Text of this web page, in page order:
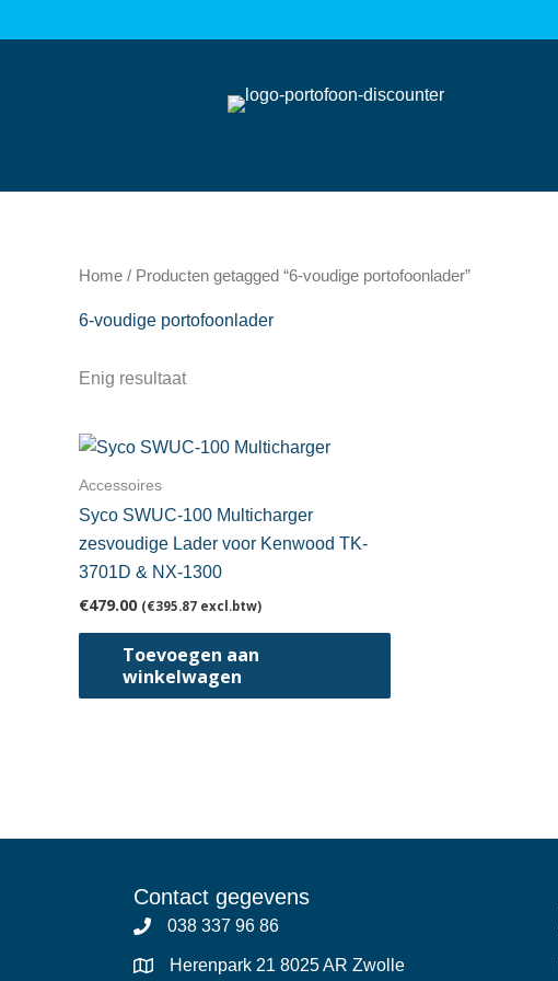
naar
Home / Producten getagged “6-voudige portofoonlader”
6-voudige portofoonlader
Enig resultaat
Accessoires
Syco SWUC-100 Multicharger
zesvoudige Lader voor Kenwood TK-
3701D & NX-1300
€479.00 (€395.87 excl.btw)
Toevoegen aan
winkelwagen
Contact gegevens
038 337 96 86
Herenpark 21 8025 AR Zwolle